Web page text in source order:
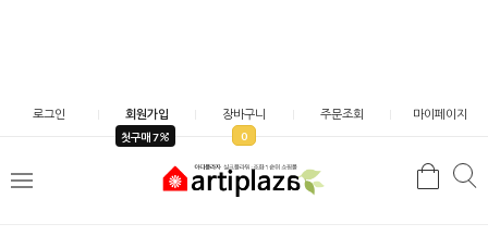
로그인 회원가입
첫구매 7
장바구니
0
주문조회 마이페이지
메
검